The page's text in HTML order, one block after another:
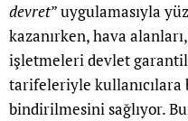
devret” uygulamasıyla
kazanırken, hava
işletmeleri devlet
tarifeleriyle
bindirilmesini sağlıyor.